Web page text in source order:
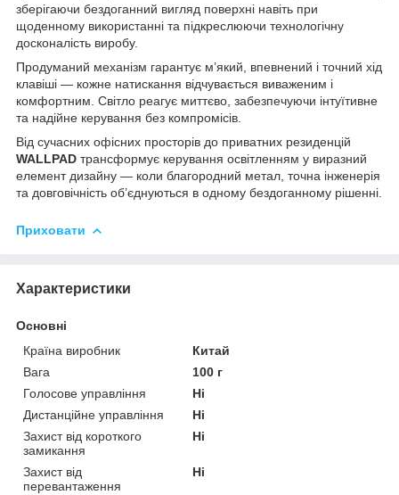
зберігаючи бездоганний вигляд поверхні навіть при
щоденному використанні та підкреслюючи технологічну
досконалість виробу.
Продуманий механізм гарантує м’який, впевнений і точний хід
клавіші — кожне натискання відчувається виваженим і
комфортним. Світло реагує миттєво, забезпечуючи інтуїтивне
та надійне керування без компромісів.
Від сучасних офісних просторів до приватних резиденцій
WALLPAD трансформує керування освітленням у виразний
елемент дизайну — коли благородний метал, точна інженерія
та довговічність об’єднуються в одному бездоганному рішенні.
Приховати
Характеристики
Основні
Країна виробник
Китай
Вага
100 г
Голосове управління
Ні
Дистанційне управління
Ні
Захист від короткого
замикання
Ні
Захист від
перевантаження
Ні